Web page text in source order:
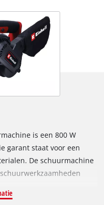
is een 800 W
garant staat voor een
De schuurmachine
nauwkeurig af te stellen,